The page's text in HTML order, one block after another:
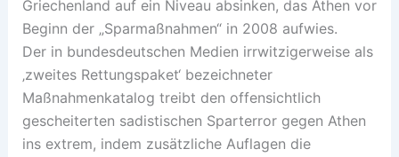
Griechenland auf ein Niveau absinken, das Athen vor
Beginn der „Sparmaßnahmen“ in 2008 aufwies.
Der in bundesdeutschen Medien irrwitzigerweise als
‚zweites Rettungspaket‘ bezeichneter
Maßnahmenkatalog treibt den offensichtlich
gescheiterten sadistischen Sparterror gegen Athen
ins extrem, indem zusätzliche Auflagen die